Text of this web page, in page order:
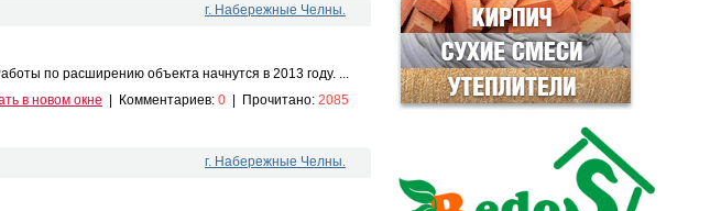
г. Набережные Челны.
по расширению объекта начнутся в 2013 году. ...
в новом окне Комментариев: 0 Прочитано: 2085
г. Набережные Челны.